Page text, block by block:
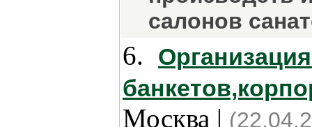
салонов
6.
Москва |